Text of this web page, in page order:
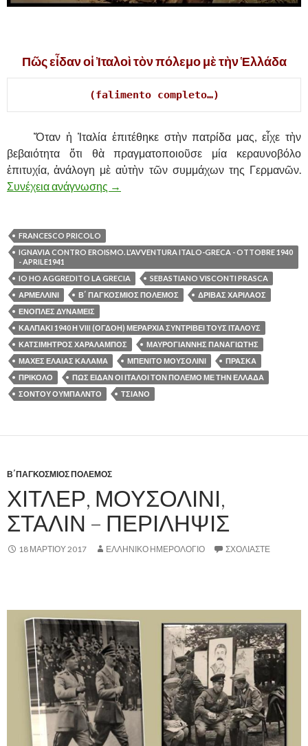
Πῶς εἶδαν οἱἸταλοὶτὸν πόλεμο μὲτὴνἙλλάδα
(falimento completo…)
Ὅταν ἡ Ἰταλία ἐπιτέθηκε στὴν πατρίδα μας, εἶχε τὴν
βεβαιότητα ὅτι θὰ πραγματοποιοῦσε μία κεραυνοβόλο
ἐπιτυχία, ἀνάλογη μὲ αὐτὴν τῶν συμμάχων της Γερμανῶν.
Συνέχεια ανάγνωσης ΠΩΣ ΕΙΔΑΝ ΟΙ ΙΤΑΛΟΙ ΤΟΝ ΠΟΛΕΜΟ
→
FRANCESCO PRICOLO
IGNAVIA CONTRO EROISMO. L'AVVENTURA ITALO-GRECA - OTTOBRE 1940
- APRILE1941
IO HO AGGREDITO LA GRECIA
SEBASTIANO VISCONTI PRASCA
ΑΡΜΕΛΛΙΝΙ
Β΄ ΠΑΓΚΟΣΜΙΟΣ ΠΟΛΕΜΟΣ
ΔΡΙΒΑΣ ΧΑΡΙΛΑΟΣ
ΕΝΟΠΛΕΣ ΔΥΝΑΜΕΙΣ
ΚΑΛΠΑΚΙ 1940 Η VIII (ΟΓΔΟΗ) ΜΕΡΑΡΧΙΑ ΣΥΝΤΡΙΒΕΙ ΤΟΥΣ ΙΤΑΛΟΥΣ
ΚΑΤΣΙΜΗΤΡΟΣ ΧΑΡΑΛΑΜΠΟΣ
ΜΑΥΡΟΓΙΑΝΝΗΣ ΠΑΝΑΓΙΩΤΗΣ
ΜΑΧΕΣ ΕΛΑΙΑΣ ΚΑΛΑΜΑ
ΜΠΕΝΙΤΟ ΜΟΥΣΟΛΙΝΙ
ΠΡΑΣΚΑ
ΠΡΙΚΟΛΟ
ΠΩΣ ΕΙΔΑΝ ΟΙ ΙΤΑΛΟΙ ΤΟΝ ΠΟΛΕΜΟ ΜΕ ΤΗΝ ΕΛΛΑΔΑ
ΣΟΝΤΟΥ ΟΥΜΠΑΛΝΤΟ
ΤΣΙΑΝΟ
Β΄ΠΑΓΚΟΣΜΙΟΣ ΠΟΛΕΜΟΣ
ΧΙΤΛΕΡ, ΜΟΥΣΟΛΙΝΙ,
ΣΤΑΛΙΝ – ΠΕΡΙΛΗΨΙΣ
18 ΜΑΡΤΊΟΥ 2017 ΕΛΛΗΝΙΚΟ ΗΜΕΡΟΛΟΓΙΟ ΣΧΟΛΙΆΣΤΕ